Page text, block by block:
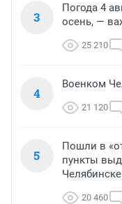
3
Погода 4
осень, —
25 210
4
Военком
21 120
5
Пошли в
пункты
Челябинске
20 460